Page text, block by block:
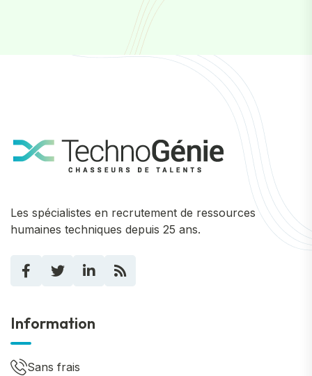
Les spécialistes en recrutement de ressources
humaines techniques depuis 25 ans.
Information
Sans frais